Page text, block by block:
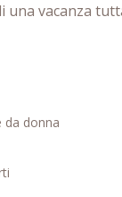
vacanza
da donna